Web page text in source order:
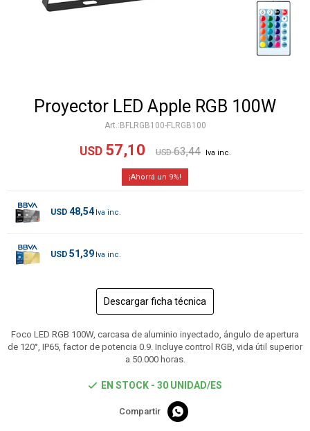
Proyector LED Apple RGB 100W
BFLRGB100-FLRGB100
USD 57,10 USD 63,44
9
USD 48,54
USD 51,39
Descargar ficha técnica
Foco LED RGB 100W, carcasa de aluminio inyectado, ángulo de apertura
de 120°, IP65, factor de potencia 0.9. Incluye control RGB, vida útil superior
a 50.000 horas.
EN STOCK - 30 UNIDAD/ES
